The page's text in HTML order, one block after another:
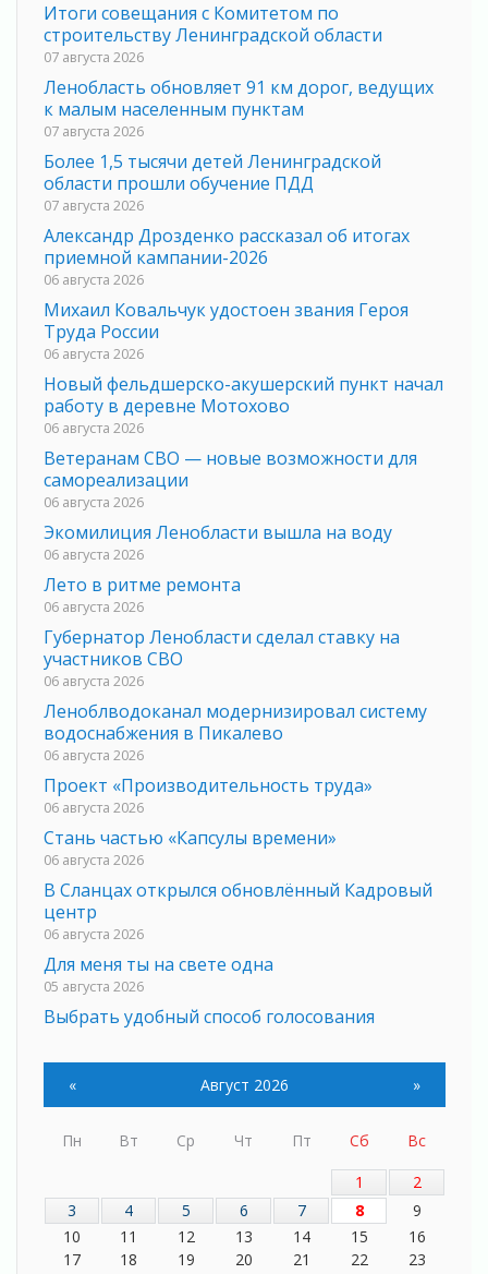
Итоги совещания с Комитетом по
строительству Ленинградской области
07 августа 2026
Ленобласть обновляет 91 км дорог, ведущих
к малым населенным пунктам
07 августа 2026
Более 1,5 тысячи детей Ленинградской
области прошли обучение ПДД
07 августа 2026
Александр Дрозденко рассказал об итогах
приемной кампании-2026
06 августа 2026
Михаил Ковальчук удостоен звания Героя
Труда России
06 августа 2026
Новый фельдшерско-акушерский пункт начал
работу в деревне Мотохово
06 августа 2026
Ветеранам СВО — новые возможности для
самореализации
06 августа 2026
Экомилиция Ленобласти вышла на воду
06 августа 2026
Лето в ритме ремонта
06 августа 2026
Губернатор Ленобласти сделал ставку на
участников СВО
06 августа 2026
Леноблводоканал модернизировал систему
водоснабжения в Пикалево
06 августа 2026
Проект «Производительность труда»
06 августа 2026
Стань частью «Капсулы времени»
06 августа 2026
В Сланцах открылся обновлённый Кадровый
центр
06 августа 2026
Для меня ты на свете одна
05 августа 2026
Выбрать удобный способ голосования
05 августа 2026
Планируйте свой маршрут заранее
05 августа 2026
Мода вне возраста и границ
Марафон обновлений
05 августа 2026
Добровольцы огненного фронта
05 августа 2026
« Август 2026 »
Пн Вт Ср Чт Пт Сб
Вс
1
2
3
4 5 6 7 8
9
10
11 12 13 14 15
16
17
18 19 20 21 22
23